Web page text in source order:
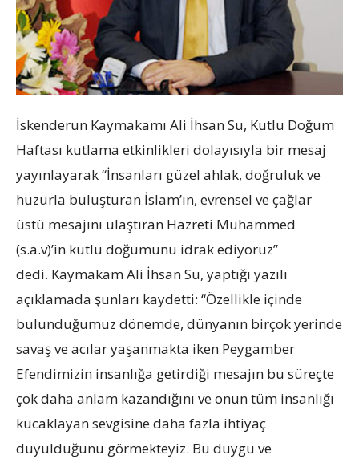
İskenderun Kaymakamı Ali İhsan Su, Kutlu Doğum
Haftası kutlama etkinlikleri dolayısıyla bir mesaj
yayınlayarak “İnsanları güzel ahlak, doğruluk ve
huzurla buluşturan İslam’ın, evrensel ve çağlar
üstü mesajını ulaştıran Hazreti Muhammed
(s.a.v)’in kutlu doğumunu idrak ediyoruz”
dedi. Kaymakam Ali İhsan Su, yaptığı yazılı
açıklamada şunları kaydetti: “Özellikle içinde
bulunduğumuz dönemde, dünyanın birçok yerinde
savaş ve acılar yaşanmakta iken Peygamber
Efendimizin insanlığa getirdiği mesajın bu süreçte
çok daha anlam kazandığını ve onun tüm insanlığı
kucaklayan sevgisine daha fazla ihtiyaç
duyulduğunu görmekteyiz. Bu duygu ve